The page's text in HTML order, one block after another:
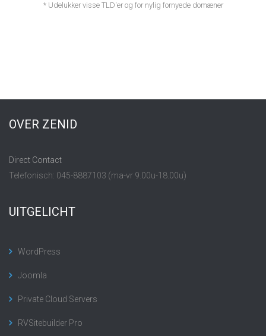
* Udelukker visse TLD'er og for nylig fornyede domæner
OVER ZENID
Direct Contact
Telefonisch: 045-8887103 (ma-vr 9.00u-18.00u)
UITGELICHT
WordPress
Joomla
Private Cloud Servers
RVSitebuilder Pro